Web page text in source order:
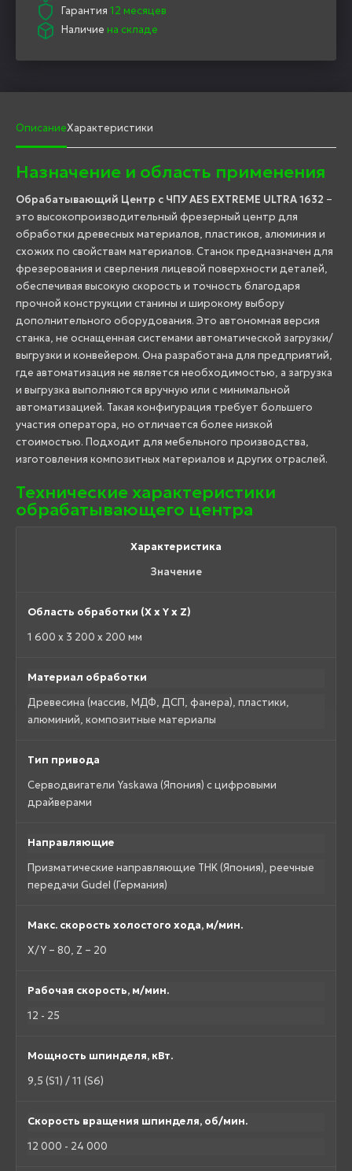
Гарантия 12 месяцев
Наличие на складе
ОписаниеХарактеристики
Назначение и область применения
Обрабатывающий Центр с ЧПУ AES EXTREME ULTRA 1632 –
это высокопроизводительный фрезерный центр для
обработки древесных материалов, пластиков, алюминия и
схожих по свойствам материалов. Станок предназначен для
фрезерования и сверления лицевой поверхности деталей,
обеспечивая высокую скорость и точность благодаря
прочной конструкции станины и широкому выбору
дополнительного оборудования. Это автономная версия
станка, не оснащенная системами автоматической загрузки/
выгрузки и конвейером. Она разработана для предприятий,
где автоматизация не является необходимостью, а загрузка
и выгрузка выполняются вручную или с минимальной
автоматизацией. Такая конфигурация требует большего
участия оператора, но отличается более низкой
стоимостью. Подходит для мебельного производства,
изготовления композитных материалов и других отраслей.
Технические характеристики
обрабатывающего центра
Характеристика
Значение
Область обработки (X x Y x Z)
1 600 x 3 200 x 200 мм
Материал обработки
Древесина (массив, МДФ, ДСП, фанера), пластики,
алюминий, композитные материалы
Тип привода
Серводвигатели Yaskawa (Япония) с цифровыми
драйверами
Направляющие
Призматические направляющие THK (Япония), реечные
передачи Gudel (Германия)
Макс. скорость холостого хода, м/мин.
X/Y – 80, Z – 20
Рабочая скорость, м/мин.
12 - 25
Мощность шпинделя, кВт.
9,5 (S1) / 11 (S6)
Скорость вращения шпинделя, об/мин.
12 000 - 24 000